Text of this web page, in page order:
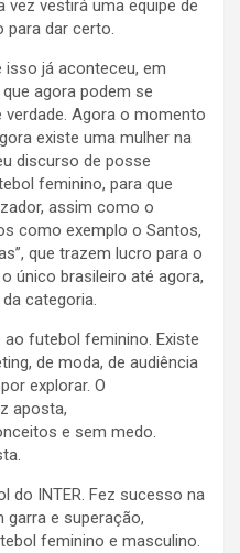
vez vestirá uma equipe de
para dar certo.
isso já aconteceu, em
agora podem se
Agora o momento
existe uma mulher na
discurso de posse
feminino, para que
assim como o
como exemplo o Santos,
que trazem lucro para o
único brasileiro até agora,
categoria.
futebol feminino. Existe
de moda, de audiência
explorar. O
aposta,
e sem medo.
do INTER. Fez sucesso na
garra e superação,
feminino e masculino.